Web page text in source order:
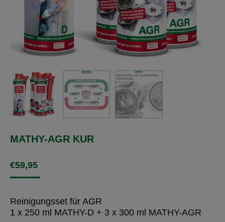
MATHY-AGR KUR
€59,95
Reinigungsset für AGR
1 x 250 ml MATHY-D + 3 x 300 ml MATHY-AGR